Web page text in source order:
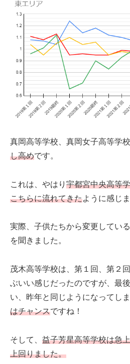
真岡高等学校、真岡女子高等学校
し高めです。
これは、やはり 宇都宮中央高等
こちらに流れてきたように感じま
実際、子供たちから変更してい
を聞きました。
茂木高等学校は、第１回、第２
ぶいい感じだったのですが、最
い、昨年と同じようになってしま
はチャンスですね！
そして、 益子芳星高等学校は急
上回りました。